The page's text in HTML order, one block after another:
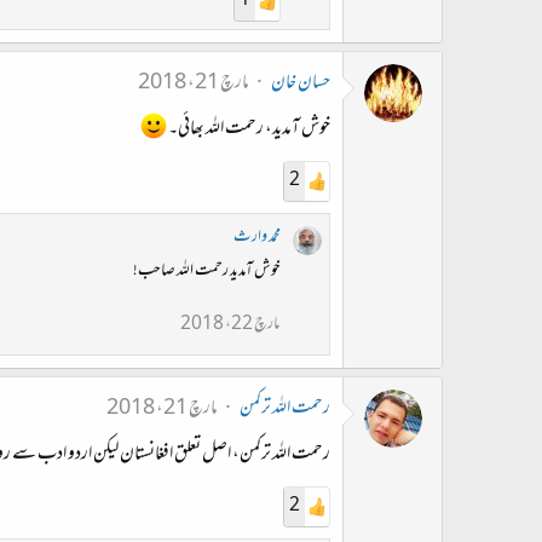
حسان خان
مارچ 21، 2018
خوش آمدید، رحمت اللہ بھائی۔
2
محمد وارث
خوش آمدید رحمت اللہ صاحب!
مارچ 22، 2018
رحمت الله ترکمن
مارچ 21، 2018
رحمت الله ترکمن، اصل تعلق افغانستان لیکن اردو ادب سے
2